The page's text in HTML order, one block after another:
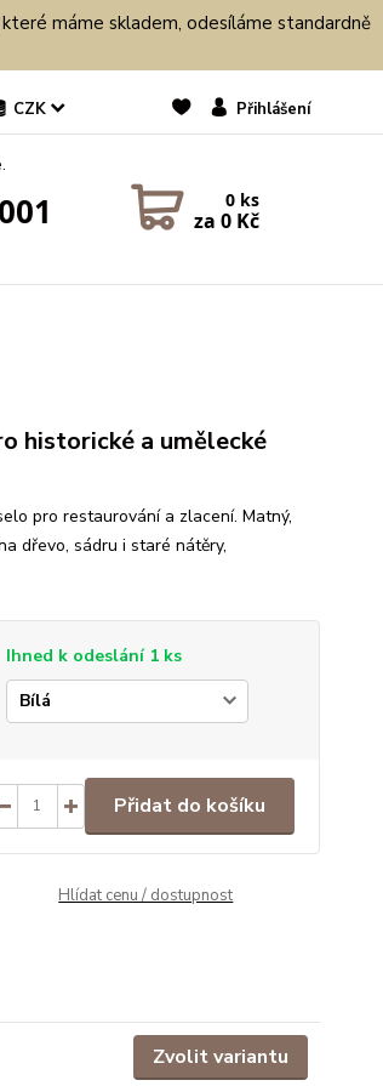
máme skladem, odesíláme standardně
CZK Přihlášení
0 ks
za 0 Kč
historické a umělecké
pro restaurování a zlacení. Matný,
dřevo, sádru i staré nátěry,
Ihned k odeslání 1 ks
Přidat do košíku
Hlídat cenu / dostupnost
Zvolit variantu